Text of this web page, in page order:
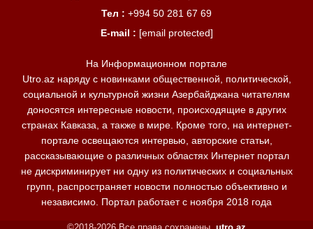
Тел : +994 50 281 67 69
E-mail : [email protected]
На Информационном портале
Utro.az наряду с новинками общественной, политической,
социальной и культурной жизни Азербайджана читателям
доносятся интересные новости, происходящие в других
странах Кавказа, а также в мире. Кроме того, на интернет-
портале освещаются интервью, авторские статьи,
рассказывающие о различных областях Интернет портал
не дискриминирует ни одну из политических и социальных
групп, распространяет новости полностью объективно и
независимо. Портал работает с ноября 2018 года